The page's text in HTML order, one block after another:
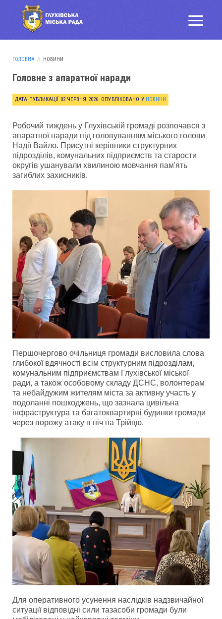
ГОЛОВНА НОВИНИ
Головне з апаратної наради
ДАТА ПУБЛИКАЦІЇ 02 ЧЕРВНЯ 2026. ОПУБЛІКОВАНО У НОВИНИ
Робочий тиждень у Глухівській громаді розпочався з
апаратної наради під головуванням міського голови
Надії Вайло. Присутні керівники структурних
підрозділів, комунальних підприємств та старости
округів ушанували хвилиною мовчання пам'ять
загиблих захисників.
Першочергово очільниця громади висловила слова
глибокої вдячності всім структурним підрозділам,
комунальним підприємствам Глухівської міської
ради, а також особовому складу ДСНС, волонтерам
та небайдужим жителям міста за активну участь у
подоланні пошкоджень, що зазнала цивільна
інфраструктура та багатоквартирні будинки громади
через ворожу атаку в ніч на Трійцю.
Для оперативного усунення наслідків надзвичайної
ситуації відповідні сили тазасоби громади були